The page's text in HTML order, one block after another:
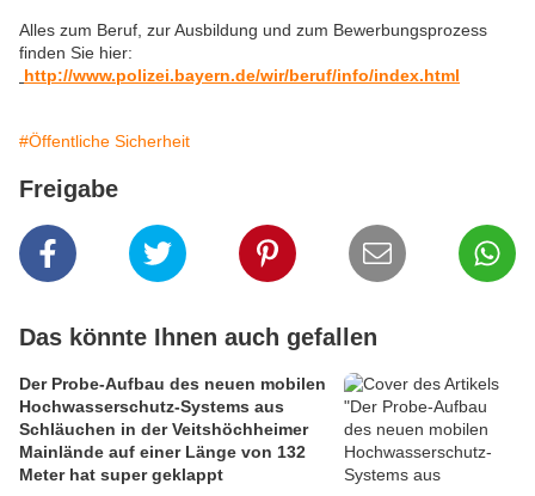
Alles zum Beruf, zur Ausbildung und zum Bewerbungsprozess
finden Sie hier:
http://www.polizei.bayern.de/wir/beruf/info/index.html
#Öffentliche Sicherheit
Freigabe
Das könnte Ihnen auch gefallen
Der Probe-Aufbau des neuen mobilen
Hochwasserschutz-Systems aus
Schläuchen in der Veitshöchheimer
Mainlände auf einer Länge von 132
Meter hat super geklappt